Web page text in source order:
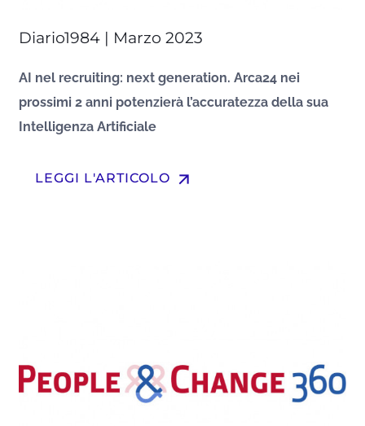
Diario1984 | Marzo 2023
AI nel recruiting: next generation. Arca24 nei
prossimi 2 anni potenzierà l’accuratezza della sua
Intelligenza Artificiale
LEGGI L'ARTICOLO arrow_upward